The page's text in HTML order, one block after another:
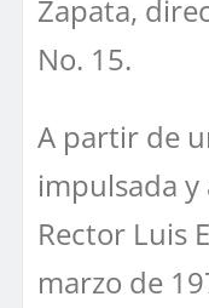
Zapata,
No. 15.
A partir de
impulsada
Rector Luis
marzo de